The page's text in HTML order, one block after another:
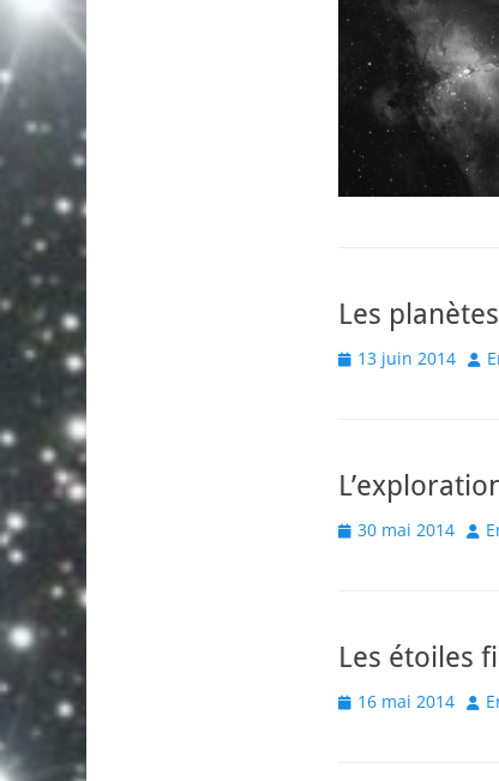
Les
Posted
13 juin 2014
Posted
30 mai 2014
Les étoiles
Posted
16 mai 2014